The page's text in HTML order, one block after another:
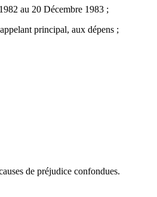
au 20 Décembre 1983 ;
principal, aux dépens ;
de préjudice confondues.